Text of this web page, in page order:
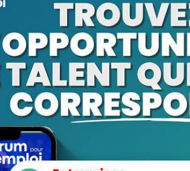
10.000 cfa/ mois
View